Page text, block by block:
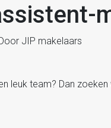
JIP makelaars
leuk team? Dan zoeken